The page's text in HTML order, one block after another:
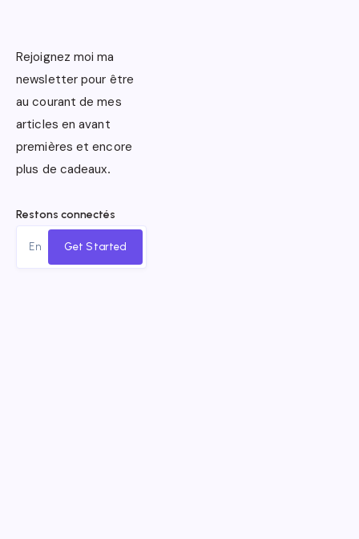
Rejoignez moi ma
newsletter pour être
au courant de mes
articles en avant
premières et encore
plus de cadeaux.
Restons connectés
Get Started